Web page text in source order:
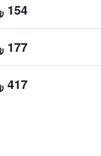
154 ﷼
177 ﷼
417 ﷼